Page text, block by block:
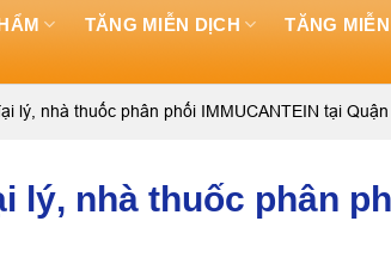
TĂNG MIỄN DỊCH TĂNG
lý, nhà thuốc phân phối IMMUCANTEIN tại
lý, nhà thuốc phân